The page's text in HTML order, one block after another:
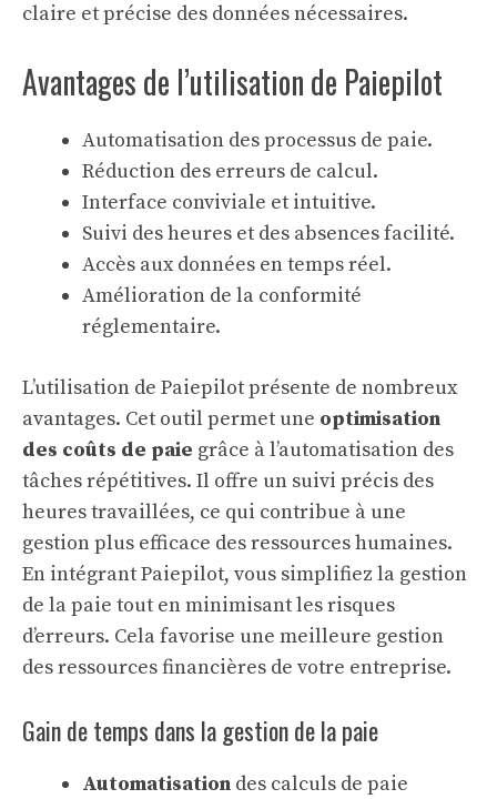
claire et précise des données nécessaires.
Avantages de l’utilisation de Paiepilot
Automatisation des processus de paie.
Réduction des erreurs de calcul.
Interface conviviale et intuitive.
Suivi des heures et des absences facilité.
Accès aux données en temps réel.
Amélioration de la conformité
réglementaire.
L’utilisation de Paiepilot présente de nombreux
avantages. Cet outil permet une optimisation
des coûts de paie grâce à l’automatisation des
tâches répétitives. Il offre un suivi précis des
heures travaillées, ce qui contribue à une
gestion plus efficace des ressources humaines.
En intégrant Paiepilot, vous simplifiez la gestion
de la paie tout en minimisant les risques
d’erreurs. Cela favorise une meilleure gestion
des ressources financières de votre entreprise.
Gain de temps dans la gestion de la paie
Automatisation des calculs de paie